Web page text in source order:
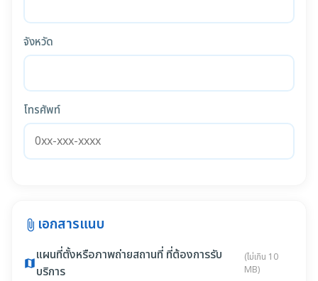
จังหวัด
โทรศัพท์
attach_file เอกสารแนบ
mapแผนที่ตั้งหรือภาพถ่ายสถานที่ ที่ต้องการรับ
บริการ
(ไม่เกิน 10
MB)